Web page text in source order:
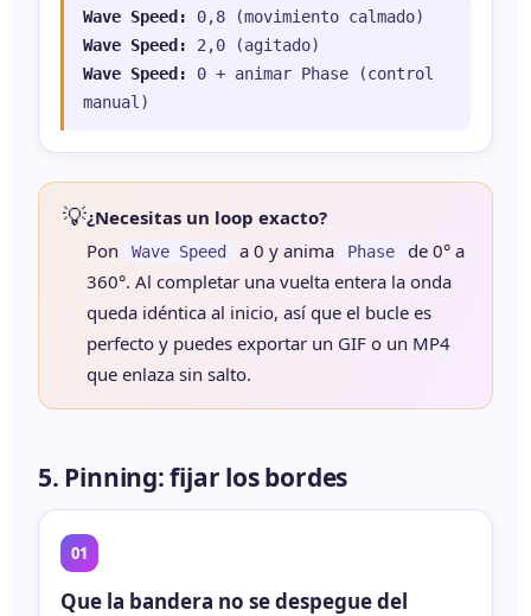
Wave Speed:
0,8 (movimiento calmado)
Wave Speed:
2,0 (agitado)
Wave Speed:
0 + animar Phase (control
manual)
💡¿Necesitas un loop exacto?
Pon
Wave Speed a 0 y anima Phase
de 0° a
360°. Al completar una vuelta entera la onda
queda idéntica al inicio, así que el bucle es
perfecto y puedes exportar un GIF o un MP4
que enlaza sin salto.
5. Pinning: fijar los bordes
Que la bandera no se despegue del